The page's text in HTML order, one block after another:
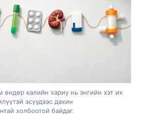
өндөр калийн хариу нь энгийн хэт их
эсүүдээс дахин
холбоотой байдаг.
јазик